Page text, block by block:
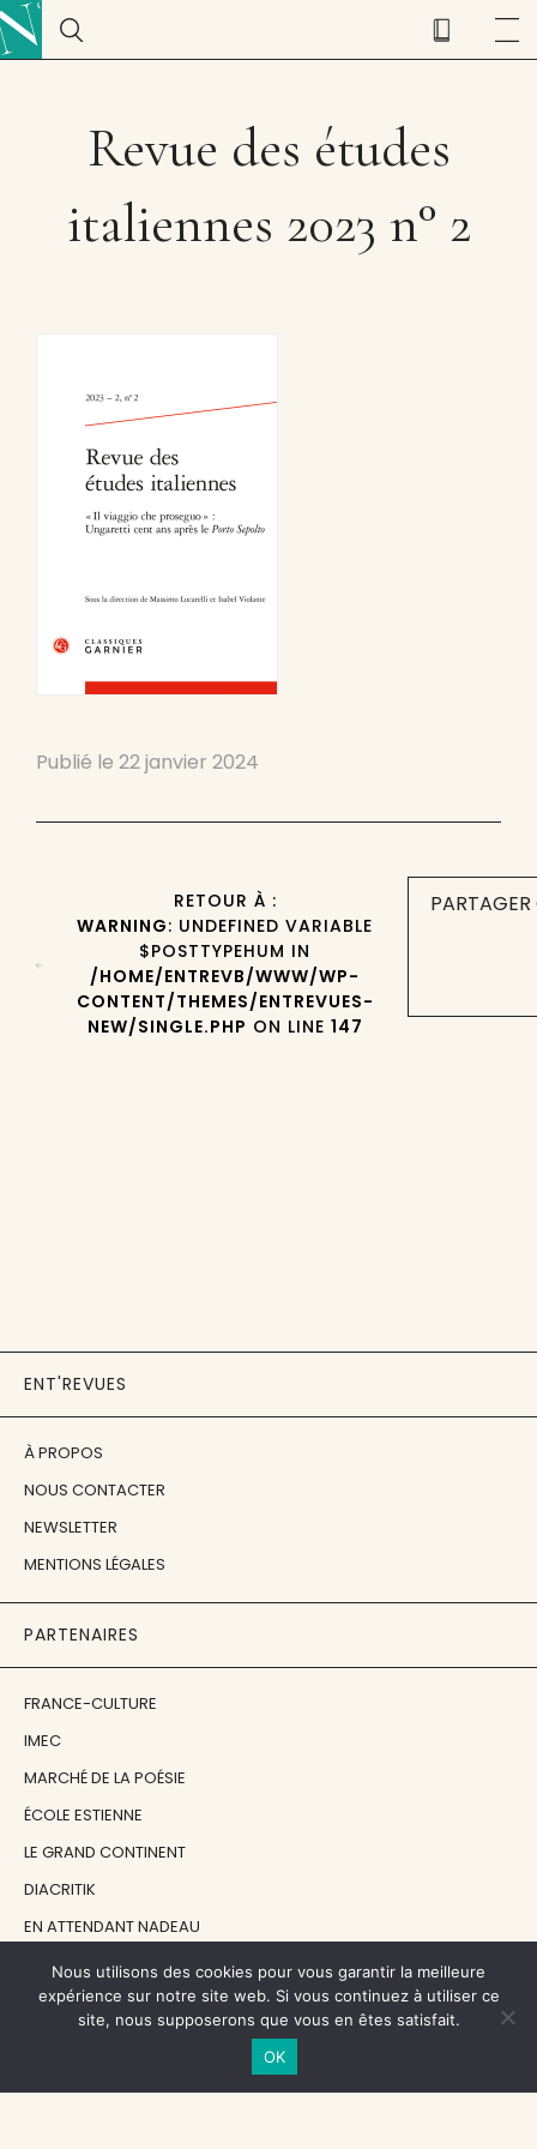
Revue des études
italiennes 2023 n° 2
Publié le 22 janvier 2024
RETOUR À :
WARNING: UNDEFINED VARIABLE
$POSTTYPEHUM IN
/HOME/ENTREVB/WWW/WP-
CONTENT/THEMES/ENTREVUES-
NEW/SINGLE.PHP ON LINE 147
ENT'REVUES
À PROPOS
NOUS CONTACTER
NEWSLETTER
MENTIONS LÉGALES
PARTENAIRES
FRANCE-CULTURE
IMEC
MARCHÉ DE LA POÉSIE
ÉCOLE ESTIENNE
LE GRAND CONTINENT
DIACRITIK
EN ATTENDANT NADEAU
NOS SOUTIENS
Nous utilisons des cookies pour vous garantir la meilleure
expérience sur notre site web. Si vous continuez à utiliser ce
site, nous supposerons que vous en êtes satisfait.
OK